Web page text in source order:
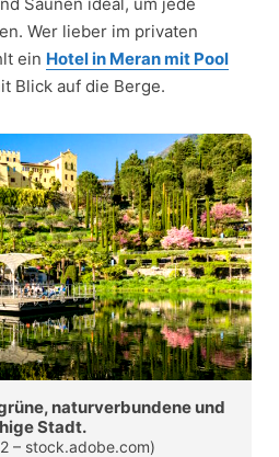
Wer lieber im privaten
ein Hotel in Meran mit Pool
Blick auf die Berge.
naturverbundene und
Stadt.
– stock.adobe.com)